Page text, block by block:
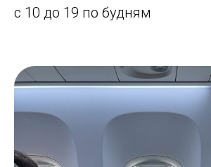
с 10 до 19 по будням